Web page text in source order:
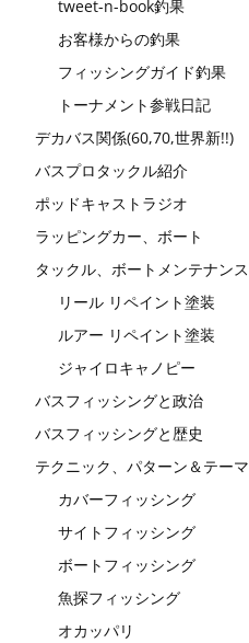
tweet-n-book釣果
お客様からの釣果
フィッシングガイド釣果
トーナメント参戦日記
デカバス関係(60,70,世界新!!)
バスプロタックル紹介
ポッドキャストラジオ
ラッピングカー、ボート
タックル、ボートメンテナンス
リール リペイント塗装
ルアー リペイント塗装
ジャイロキャノピー
バスフィッシングと政治
バスフィッシングと歴史
テクニック、パターン＆テーマ
カバーフィッシング
サイトフィッシング
ボートフィッシング
魚探フィッシング
オカッパリ